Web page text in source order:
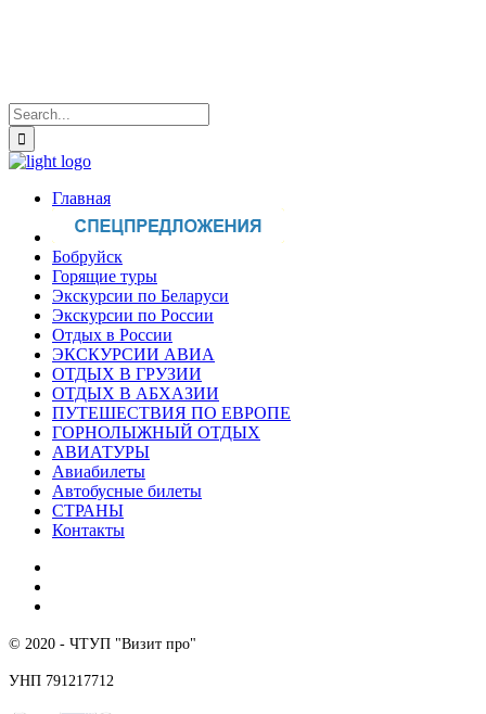
Главная
Бобруйск
Горящие туры
Экскурсии по Беларуси
Экскурсии по России
Отдых в России
ЭКСКУРСИИ АВИА
ОТДЫХ В ГРУЗИИ
ОТДЫХ В АБХАЗИИ
ПУТЕШЕСТВИЯ ПО ЕВРОПЕ
ГОРНОЛЫЖНЫЙ ОТДЫХ
АВИАТУРЫ
Авиабилеты
Автобусные билеты
СТРАНЫ
Контакты
© 2020 - ЧТУП "Визит про"
УНП 791217712